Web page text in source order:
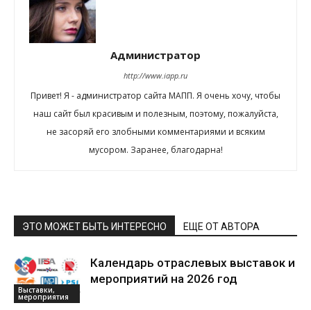
Администратор
http://www.iapp.ru
Привет! Я - администратор сайта МАПП. Я очень хочу, чтобы
наш сайт был красивым и полезным, поэтому, пожалуйста,
не засоряй его злобными комментариями и всяким
мусором. Заранее, благодарна!
ЭТО МОЖЕТ БЫТЬ ИНТЕРЕСНО ЕЩЕ ОТ АВТОРА
Выставки,
мероприятия
Календарь отраслевых выставок и
мероприятий на 2026 год